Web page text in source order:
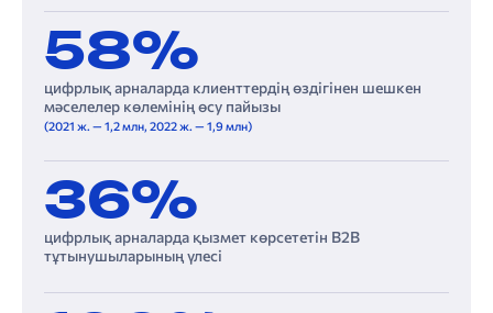
58%
цифрлық арналарда клиенттердің өздігінен шешкен
мәселелер көлемінің өсу пайызы
(2021 ж. — 1,2 млн, 2022 ж. — 1,9 млн)
36%
цифрлық арналарда қызмет көрсететін B2B
тұтынушыларының үлесі